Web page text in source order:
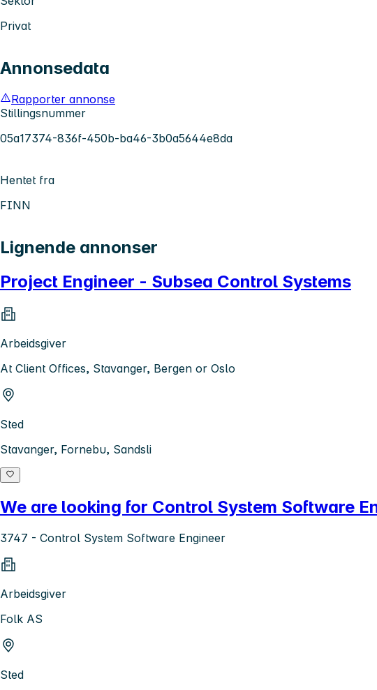
Privat
Annonsedata
Rapporter annonse
Stillingsnummer
05a17374-836f-450b-ba46-3b0a5644e8da
Hentet fra
FINN
Lignende annonser
Project Engineer - Subsea Control Systems
Arbeidsgiver
At Client Offices, Stavanger, Bergen or Oslo
Sted
Stavanger, Fornebu, Sandsli
We are looking for Control System Software
3747 - Control System Software Engineer
Arbeidsgiver
Folk AS
Sted